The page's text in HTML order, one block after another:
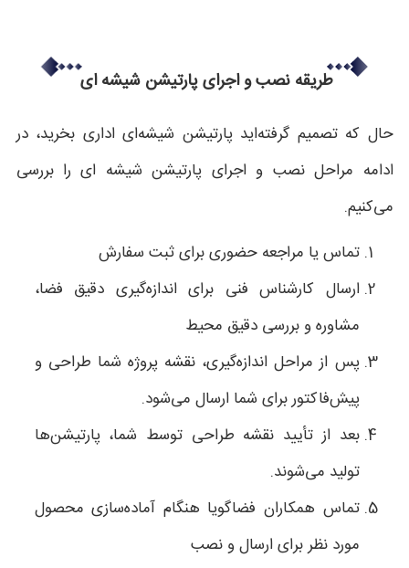
طریقه نصب و اجرای پارتیشن شیشه ای
حال که تصمیم گرفته‌اید پارتیشن شیشه‌ای اداری بخرید، در
ادامه مراحل نصب و اجرای پارتیشن شیشه ای را بررسی
می‌کنیم.
تماس یا مراجعه حضوری برای ثبت سفارش
ارسال کارشناس فنی برای اندازه‌گیری دقیق فضا،
مشاوره و بررسی دقیق محیط
پس از مراحل اندازه‌گیری، نقشه پروژه شما طراحی و
پیش‌فاکتور برای شما ارسال می‌شود.
بعد از تأیید نقشه طراحی توسط شما، پارتیشن‌ها
تولید می‌شوند.
تماس همکاران فضاگویا هنگام آماده‌سازی محصول
مورد نظر برای ارسال و نصب